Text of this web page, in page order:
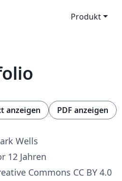
Produkt
anzeigen PDF anzeigen
Wells
12 Jahren
Commons CC BY 4.0